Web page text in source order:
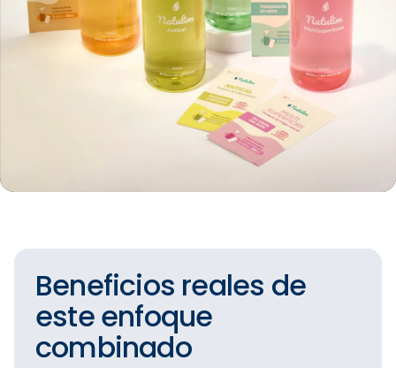
Beneficios reales de
este enfoque
combinado